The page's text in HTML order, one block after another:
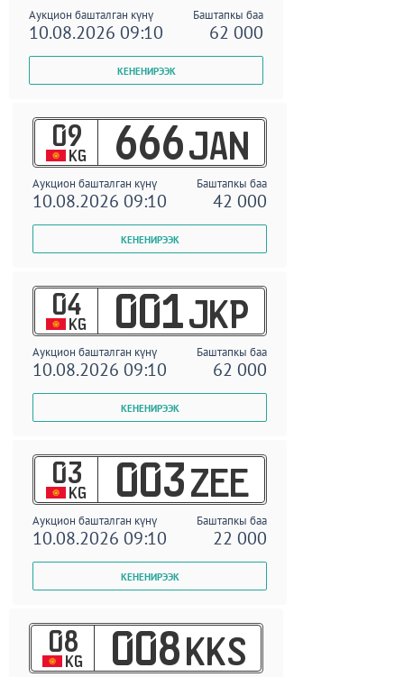
Аукцион башталган күнү Баштапкы баа
10.08.2026 09:10 62 000
09
KG 666 JAN
Аукцион башталган күнү Баштапкы баа
10.08.2026 09:10 42 000
04
KG 001 JKP
Аукцион башталган күнү Баштапкы баа
10.08.2026 09:10 62 000
03
KG 003 ZEE
Аукцион башталган күнү Баштапкы баа
10.08.2026 09:10 22 000
08
KG 008 KKS